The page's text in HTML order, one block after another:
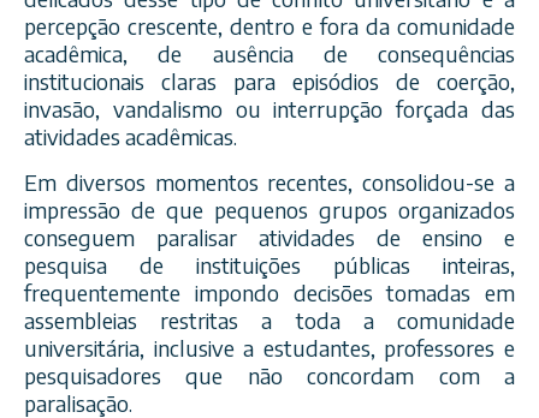
percepção crescente, dentro e fora da comunidade
acadêmica, de ausência de consequências
institucionais claras para episódios de coerção,
invasão, vandalismo ou interrupção forçada das
atividades acadêmicas.
Em diversos momentos recentes, consolidou-se a
impressão de que pequenos grupos organizados
conseguem paralisar atividades de ensino e
pesquisa de instituições públicas inteiras,
frequentemente impondo decisões tomadas em
assembleias restritas a toda a comunidade
universitária, inclusive a estudantes, professores e
pesquisadores que não concordam com a
paralisação.